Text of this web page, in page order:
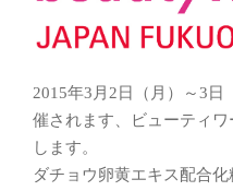
2015年3月2日（月）～3日
催されます、ビューティ
します。
ダチョウ卵黄エキス配合